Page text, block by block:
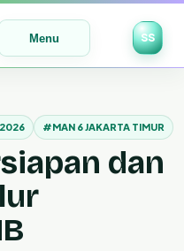
Menu SS
#MAN 6 JAKARTA TIMUR
dan